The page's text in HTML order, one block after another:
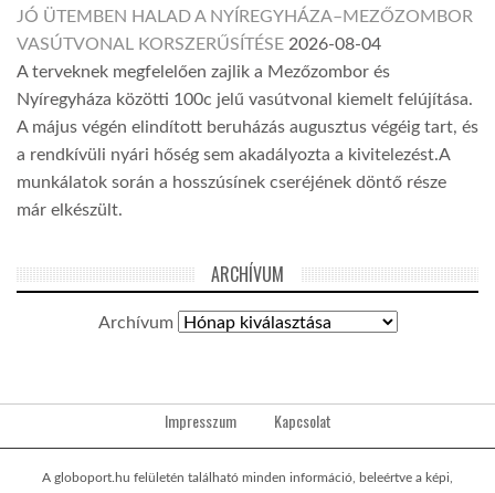
JÓ ÜTEMBEN HALAD A NYÍREGYHÁZA–MEZŐZOMBOR
VASÚTVONAL KORSZERŰSÍTÉSE 2026-08-04
A terveknek megfelelően zajlik a Mezőzombor és
Nyíregyháza közötti 100c jelű vasútvonal kiemelt felújítása.
A május végén elindított beruházás augusztus végéig tart, és
a rendkívüli nyári hőség sem akadályozta a kivitelezést.A
munkálatok során a hosszúsínek cseréjének döntő része
már elkészült.
ARCHÍVUM
Archívum
Impresszum Kapcsolat
A globoport.hu felületén található minden információ, beleértve a képi,